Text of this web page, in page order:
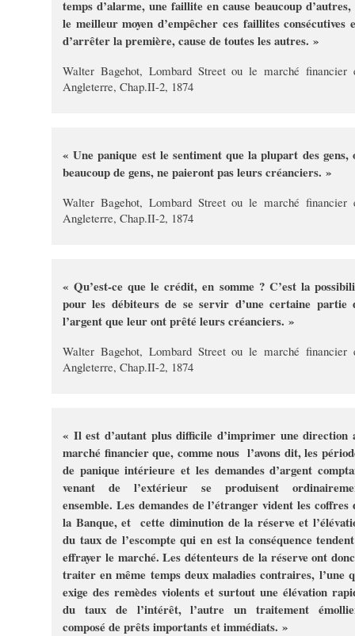
temps d’alarme, une faillite en cause beaucoup d’autres,
le meilleur moyen d’empêcher ces faillites consécutives
d’arrêter la première, cause de toutes les autres. »
Walter Bagehot, Lombard Street ou le marché financier
Angleterre, Chap.II-2, 1874
« Une panique est le sentiment que la plupart des gens,
beaucoup de gens, ne paieront pas leurs créanciers. »
Walter Bagehot, Lombard Street ou le marché financier
Angleterre, Chap.II-2, 1874
« Qu’est-ce que le crédit, en somme ? C’est la
pour les débiteurs de se servir d’une certaine partie
l’argent que leur ont prêté leurs créanciers. »
Walter Bagehot, Lombard Street ou le marché financier
Angleterre, Chap.II-2, 1874
« Il est d’autant plus difficile d’imprimer une direction
marché financier que, comme nous l’avons dit, les
de panique intérieure et les demandes d’argent
venant de l’extérieur se produisent
ensemble. Les demandes de l’étranger vident les coffres
la Banque, et cette diminution de la réserve et
du taux de l’escompte qui en est la conséquence
effrayer le marché. Les détenteurs de la réserve ont
traiter en même temps deux maladies contraires, l’une
exige des remèdes violents et surtout une élévation
du taux de l’intérêt, l’autre un traitement
composé de prêts importants et immédiats. »